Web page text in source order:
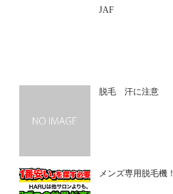
JAF
脱毛 汗に注意
メンズ専用脱毛機！